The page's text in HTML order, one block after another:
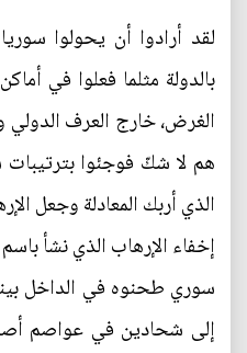
لقد أرادوا أن يحولوا
بالدولة مثلما فعلوا في
الغرض، خارج العرف الدولي
هم لا شكّ فوجئوا بترتيبات
الذي أربك المعادلة وجعل
إخفاء الإرهاب الذي نشأ
سوري طحنوه في الداخل
إلى شحادين في عواصم